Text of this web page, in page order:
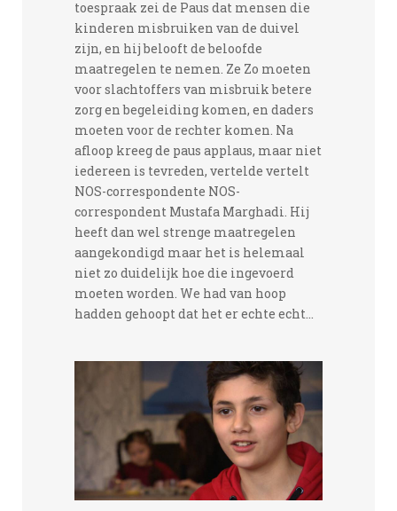
toespraak zei de Paus dat mensen die
kinderen misbruiken van de duivel
zijn, en hij belooft de beloofde
maatregelen te nemen. Ze Zo moeten
voor slachtoffers van misbruik betere
zorg en begeleiding komen, en daders
moeten voor de rechter komen. Na
afloop kreeg de paus applaus, maar niet
iedereen is tevreden, vertelde vertelt
NOS-correspondente NOS-
correspondent Mustafa Marghadi. Hij
heeft dan wel strenge maatregelen
aangekondigd maar het is helemaal
niet zo duidelijk hoe die ingevoerd
moeten worden. We had van hoop
hadden gehoopt dat het er echte echt...